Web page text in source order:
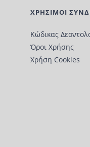
ΧΡΗΣΙΜΟΙ
Κώδικας
Όροι Χρήσης
Χρήση Cookies